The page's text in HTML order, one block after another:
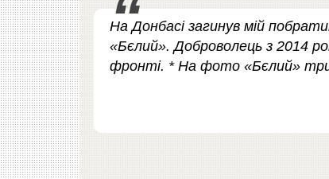
На Донбасі загинув мій
«Бєлий». Доброволець з 2014
фронті. * На фото «Бєлий»